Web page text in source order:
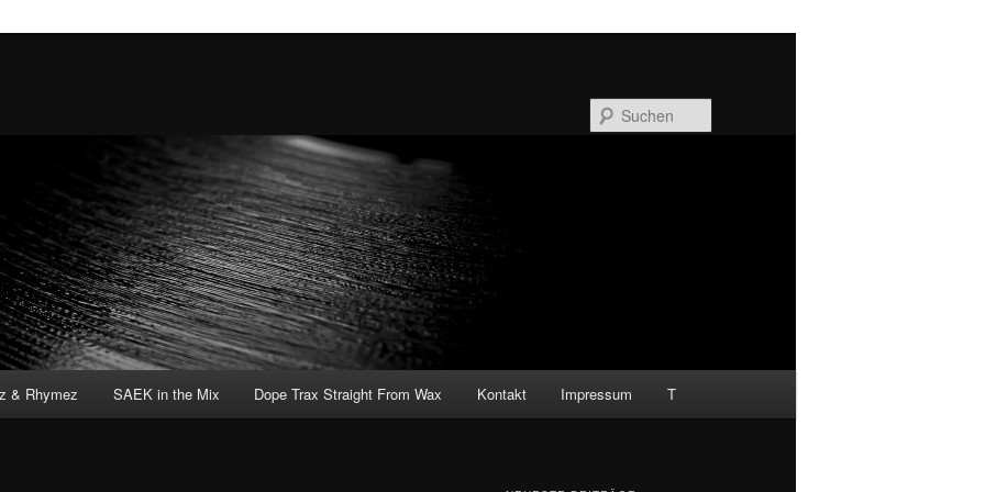
& Rhymez SAEK in the Mix Dope Trax Straight From Wax Kontakt Impressum T